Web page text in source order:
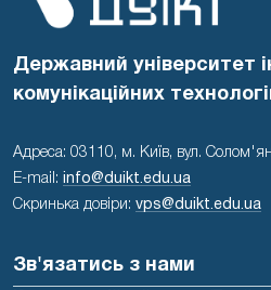
Державний університет
комунікаційних
Адреса: 03110, м. Київ, вул.
E-mail:
info@duikt.edu.ua
Скринька довіри: vps@duikt.edu.ua
Зв'язатись з нами